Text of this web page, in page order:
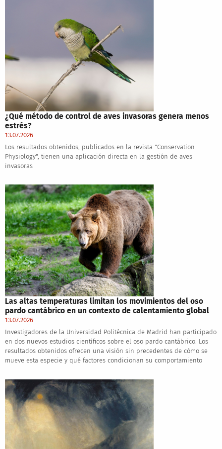
¿Qué método de control de aves invasoras genera menos
estrés?
13.07.2026
Los resultados obtenidos, publicados en la revista "Conservation
Physiology", tienen una aplicación directa en la gestión de aves
invasoras
Las altas temperaturas limitan los movimientos del oso
pardo cantábrico en un contexto de calentamiento global
13.07.2026
Investigadores de la Universidad Politécnica de Madrid han participado
en dos nuevos estudios científicos sobre el oso pardo cantábrico. Los
resultados obtenidos ofrecen una visión sin precedentes de cómo se
mueve esta especie y qué factores condicionan su comportamiento